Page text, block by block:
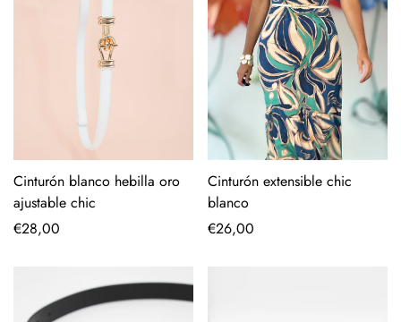
Cinturón blanco hebilla oro
ajustable chic
Precio
€28,00
Cinturón extensible chic
blanco
Precio
€26,00